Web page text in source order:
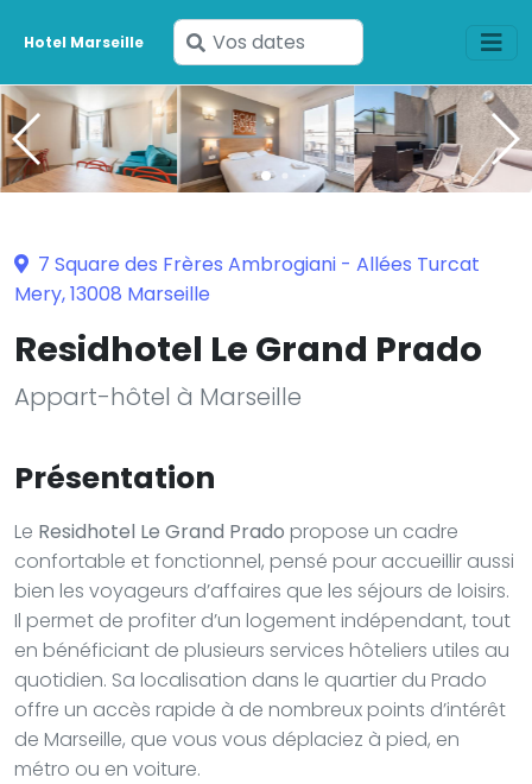
Hotel Marseille
Saisissez
vos
dates
7 Square des Frères Ambrogiani - Allées Turcat
Mery, 13008 Marseille
Residhotel Le Grand Prado
Appart-hôtel à Marseille
Présentation
Le Residhotel Le Grand Prado propose un cadre
confortable et fonctionnel, pensé pour accueillir aussi
bien les voyageurs d’affaires que les séjours de loisirs.
Il permet de profiter d’un logement indépendant, tout
en bénéficiant de plusieurs services hôteliers utiles au
quotidien. Sa localisation dans le quartier du Prado
offre un accès rapide à de nombreux points d’intérêt
de Marseille, que vous vous déplaciez à pied, en
métro ou en voiture.